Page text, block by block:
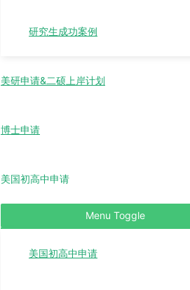
研究生成功案例
美研申请&二硕上岸计划
博士申请
美国初高中申请
Menu Toggle
美国初高中申请